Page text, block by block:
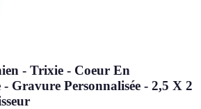
- Trixie - Coeur En
Gravure Personnalisée - 2,5 X 2